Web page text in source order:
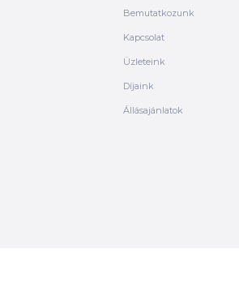
Bemutatkozunk
Kapcsolat
Üzleteink
Díjaink
Állásajánlatok